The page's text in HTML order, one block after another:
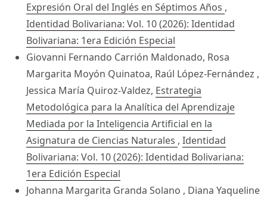
Expresión Oral del Inglés en Séptimos Años ,
Identidad Bolivariana: Vol. 10 (2026): Identidad
Bolivariana: 1era Edición Especial
Giovanni Fernando Carrión Maldonado, Rosa
Margarita Moyón Quinatoa, Raúl López-Fernández ,
Jessica María Quiroz-Valdez, Estrategia
Metodológica para la Analítica del Aprendizaje
Mediada por la Inteligencia Artificial en la
Asignatura de Ciencias Naturales , Identidad
Bolivariana: Vol. 10 (2026): Identidad Bolivariana:
1era Edición Especial
Johanna Margarita Granda Solano , Diana Yaqueline